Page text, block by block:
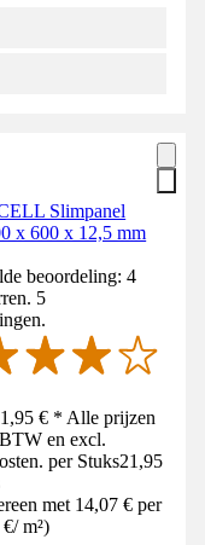
Slimpanel
x 600 x 12,5 mm
beoordeling: 4
5
€ * Alle prijzen
en excl.
per Stuks21,95
met 14,07 € per
€/ m²)